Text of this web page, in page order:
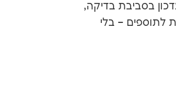
בסביבת בדיקה,
לתוספים – בלי